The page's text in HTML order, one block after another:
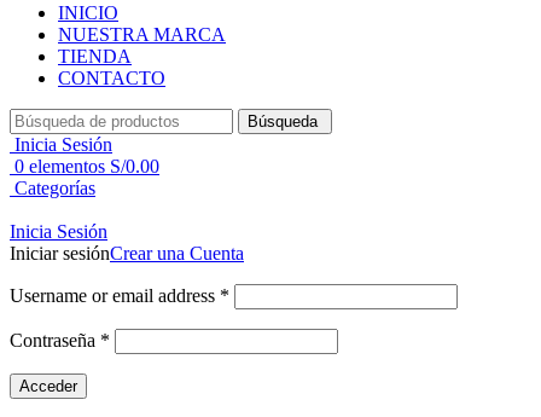
INICIO
NUESTRA MARCA
TIENDA
CONTACTO
Búsqueda
Inicia Sesión
0 elementos S/0.00
Categorías
Inicia Sesión
Iniciar sesiónCrear una Cuenta
Username or email address *
Contraseña *
Acceder